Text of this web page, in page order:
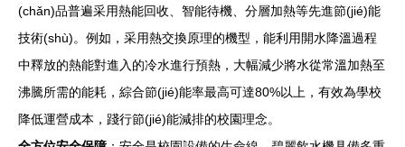
(chǎn)品普遍采用熱能回收、智能待機、分層加熱等先進節(jié)能
技術(shù)。例如，采用熱交換原理的機型，能利用開水降溫過程
中釋放的熱能對進入的冷水進行預熱，大幅減少將水從常溫加熱至
沸騰所需的能耗，綜合節(jié)能率最高可達80%以上，有效為學校
降低運營成本，踐行節(jié)能減排的校園理念。